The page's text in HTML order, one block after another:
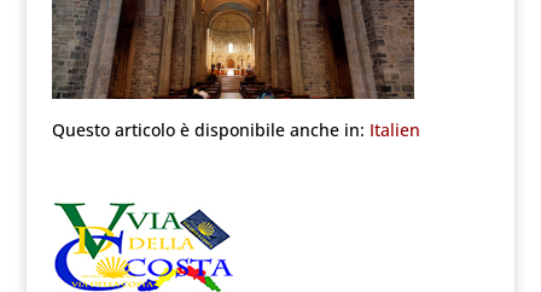
Questo articolo è disponibile anche in: Italien